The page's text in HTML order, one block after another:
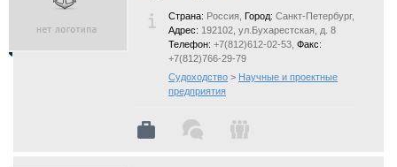
Страна: Россия, Город: Санкт-Петербург,
Адрес: 192102, ул.Бухарестская, д. 8
Телефон: +7(812)612-02-53, Факс:
+7(812)766-29-79
Судоходство > Научные и проектные
предприятия